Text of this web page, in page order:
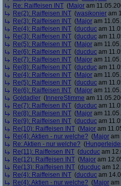
Re: Raiffeisen INT (Major am
Re(2): Raiffeisen INT (wasikonier am
Re(3): Raiffeisen INT (Major am
Re(4): Raiffeisen INT (ducduc am
Re(3): Raiffeisen INT (ducduc am
Re(5): Raiffeisen INT (Major am
Re(6): Raiffeisen INT (ducduc am
Re(7): Raiffeisen INT (Major am
Re(8): Raiffeisen INT (ducduc am
Re(4): Raiffeisen INT (Major am
Re(5): Raiffeisen INT (ducduc am
Re(6): Raiffeisen INT (Major am
Goldadler ( InnereStimme am
Re(7): Raiffeisen INT (ducduc am
Re(8): Raiffeisen INT (Major am
Re(9): Raiffeisen INT (ducduc am
Re(10): Raiffeisen INT (Major am
Re(4): Aktien - nur welche? (Major am
Re: Aktien - nur welche? (
Re(11): Raiffeisen INT (ducduc am
Re(12): Raiffeisen INT (Major am
Re(13): Raiffeisen INT (ducduc am
Re(4): Raiffeisen INT (ducduc am
Re(4): Aktien - nur welche? (Major am